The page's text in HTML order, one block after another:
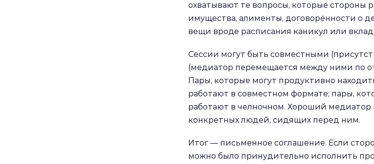
охватывают те вопросы, которые стороны
имущества, алименты, договорённости о
вещи вроде расписания каникул или
Сессии могут быть совместными
(медиатор перемещается между ними по
Пары, которые могут продуктивно
работают в совместном формате; пары,
работают в челночном. Хороший
конкретных людей, сидящих перед ним.
Итог — письменное соглашение. Если
можно было принудительно исполнить